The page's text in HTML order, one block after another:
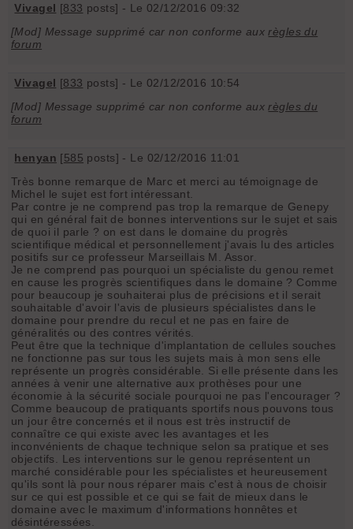
Vivagel [833 posts] - Le 02/12/2016 09:32
[Mod] Message supprimé car non conforme aux règles du
forum
Vivagel [833 posts] - Le 02/12/2016 10:54
[Mod] Message supprimé car non conforme aux règles du
forum
henyan [585 posts] - Le 02/12/2016 11:01
Très bonne remarque de Marc et merci au témoignage de
Michel le sujet est fort intéressant.
Par contre je ne comprend pas trop la remarque de Genepy
qui en général fait de bonnes interventions sur le sujet et sais
de quoi il parle ? on est dans le domaine du progrès
scientifique médical et personnellement j'avais lu des articles
positifs sur ce professeur Marseillais M. Assor.
Je ne comprend pas pourquoi un spécialiste du genou remet
en cause les progrès scientifiques dans le domaine ? Comme
pour beaucoup je souhaiterai plus de précisions et il serait
souhaitable d'avoir l'avis de plusieurs spécialistes dans le
domaine pour prendre du recul et ne pas en faire de
généralités ou des contres vérités.
Peut être que la technique d'implantation de cellules souches
ne fonctionne pas sur tous les sujets mais à mon sens elle
représente un progrès considérable. Si elle présente dans les
années à venir une alternative aux prothèses pour une
économie à la sécurité sociale pourquoi ne pas l'encourager ?
Comme beaucoup de pratiquants sportifs nous pouvons tous
un jour être concernés et il nous est très instructif de
connaître ce qui existe avec les avantages et les
inconvénients de chaque technique selon sa pratique et ses
objectifs. Les interventions sur le genou représentent un
marché considérable pour les spécialistes et heureusement
qu'ils sont là pour nous réparer mais c'est à nous de choisir
sur ce qui est possible et ce qui se fait de mieux dans le
domaine avec le maximum d'informations honnêtes et
désintéressées.